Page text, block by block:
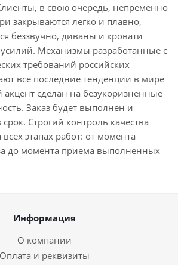
в свою очередь, непременно
закрываются легко и плавно,
беззвучно, диваны и кровати
усилий. Механизмы разработанные с
требований российских
все последние тенденции в мире
сделан на безукоризненные
Заказ будет выполнен и
Строгий контроль качества
всех этапах работ: от момента
до момента приема выполненных
Информация
О компании
Оплата и реквизиты